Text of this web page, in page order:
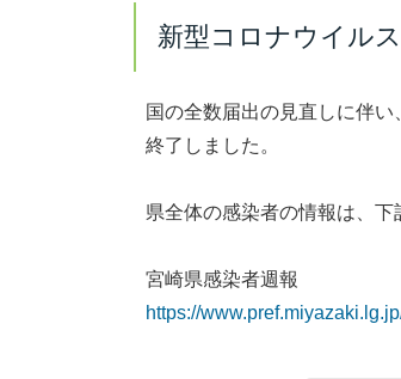
新型コロナウイル
国の全数届出の見直しに伴
終了しました。
県全体の感染者の情報は、下
宮崎県感染者週報
https://